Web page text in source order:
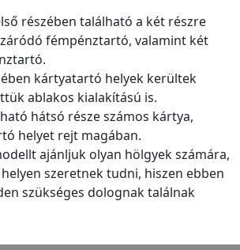
részében található a két részre
fémpénztartó, valamint két
kártyatartó helyek kerültek
ablakos kialakítású is.
hátsó része számos kártya,
helyet rejt magában.
ajánljuk olyan hölgyek számára,
szeretnek tudni, hiszen ebben
szükséges dolognak találnak